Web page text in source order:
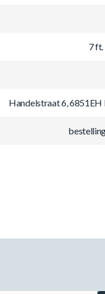
7
Handelstraat 6, 6851EH